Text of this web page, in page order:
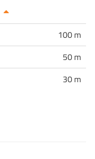
100 m
50 m
30 m